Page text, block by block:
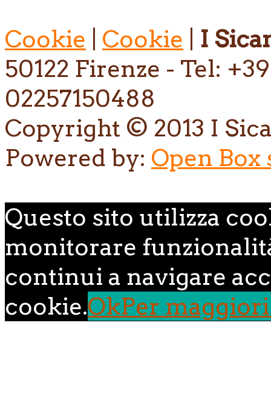
Cookie Cookie
I
50122 Firenze - Tel:
02257150488
Copyright © 2013 I
Powered by: Open Box
Questo sito utilizza
monitorare
continui a navigare
cookie.OkPer